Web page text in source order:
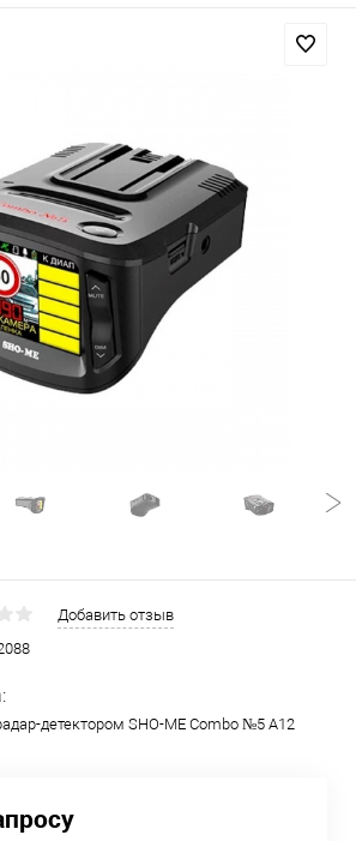
Добавить отзыв
детектором SHO-ME Combo №5 А12